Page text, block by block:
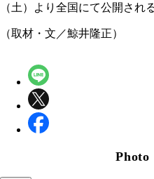
（土）より全国にて公開される
（取材・文／鯨井隆正）
Photo